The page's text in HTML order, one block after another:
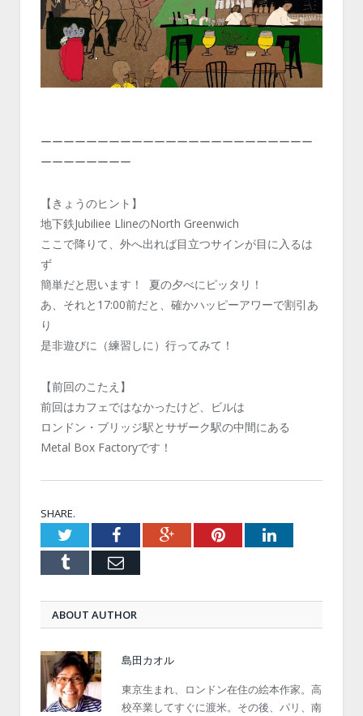
ーーーーーーーーーーーーーーーーーーーーーーーー
ーーーーーーーー
【きょうのヒント】
地下鉄Jubiliee LlineのNorth Greenwich
ここで降りて、外へ出れば目立つサインが目に入るは
ず
簡単だと思います！ 夏の夕べにピッタリ！
あ、それと17:00前だと、確かハッピーアワーで割引あ
り
是非遊びに（練習しに）行ってみて！
【前回のこたえ】
前回はカフェではなかったけど、ビルは
ロンドン・ブリッジ駅とサザーク駅の中間にある
Metal Box Factoryです！
SHARE.
TwitterFacebookGoogle+PinterestLinkedIn
Tumblr Email
ABOUT AUTHOR
島田カオル
東京生まれ、ロンドン在住の絵本作家。高
校卒業してすぐに渡米。その後、パリ、南